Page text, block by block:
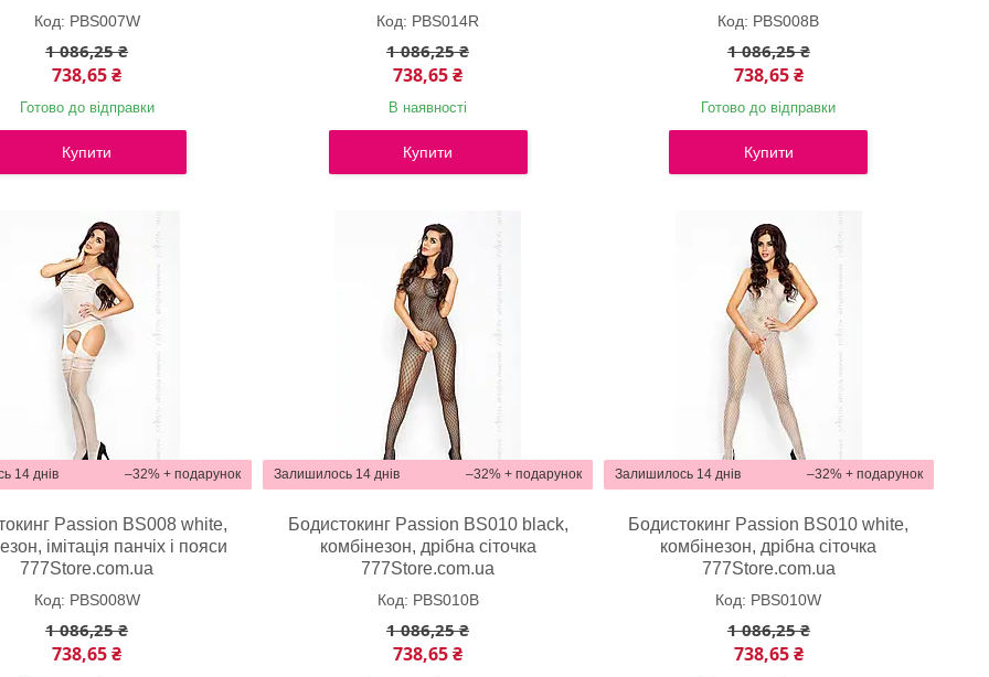
PBS007W
1 086,25 ₴
738,65 ₴
Готово до відправки
Купити
PBS014R
1 086,25 ₴
738,65 ₴
В наявності
Купити
PBS008B
1 086,25 ₴
738,65 ₴
Готово до відправки
Купити
–32%
14 днів
Passion BS008 white,
імітація панчіх і пояси
777Store.com.ua
PBS008W
1 086,25 ₴
738,65 ₴
–32%
Залишилось 14 днів
Бодистокинг Passion BS010 black,
комбінезон, дрібна сіточка
777Store.com.ua
PBS010B
1 086,25 ₴
738,65 ₴
–32%
Залишилось 14 днів
Бодистокинг Passion BS010 white,
комбінезон, дрібна сіточка
777Store.com.ua
PBS010W
1 086,25 ₴
738,65 ₴